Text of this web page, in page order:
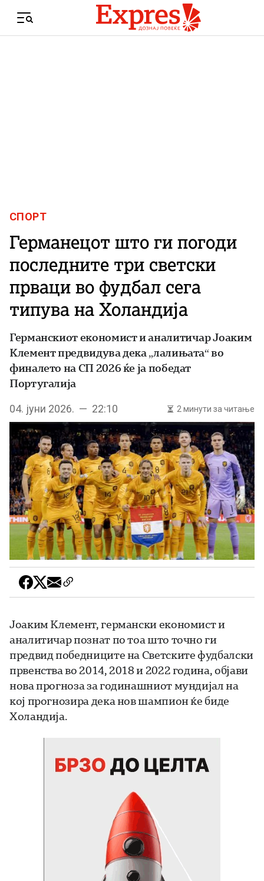
Menu
СПОРТ
Германецот што ги погоди
последните три светски
прваци во фудбал сега
типува на Холандија
Германскиот економист и аналитичар Jоаким
Клемент предвидува дека „лалињата“ во
финалето на СП 2026 ќе ја победат
Португалија
04. јуни 2026. — 22:10 2 минути за читање
Јоаким Клемент, германски економист и
аналитичар познат по тоа што точно ги
предвид победниците на Светските фудбалски
првенства во 2014, 2018 и 2022 година, објави
нова прогноза за годинашниот мундијал на
кој прогнозира дека нов шампион ќе биде
Холандија.